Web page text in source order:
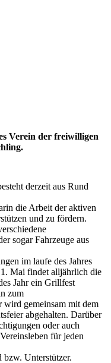
Verein der freiwilligen
derzeit aus Rund
die Arbeit der aktiven
und zu fördern.
sogar Fahrzeuge aus
im laufe des Jahres
Mai findet alljährlich die
Jahr ein Grillfest
zum
wird gemeinsam mit dem
abgehalten. Darüber
oder auch
für jeden
bzw. Unterstützer.